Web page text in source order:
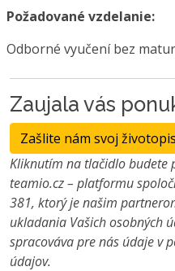
Požadované vzdelanie:
Odborné vyučení bez
Zaujala vás
Zašlite nám svoj životopis
Kliknutím na tlačidlo budete
teamio.cz – platformu
381, ktorý je našim
ukladania Vašich osobných
spracováva pre nás údaje v
údajov.